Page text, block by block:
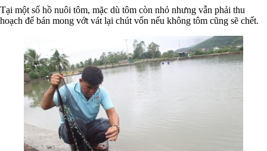
Tại một số hồ nuôi tôm, mặc dù tôm còn nhỏ nhưng vẫn phải thu
hoạch để bán mong vớt vát lại chút vốn nếu không tôm cũng sẽ chết.